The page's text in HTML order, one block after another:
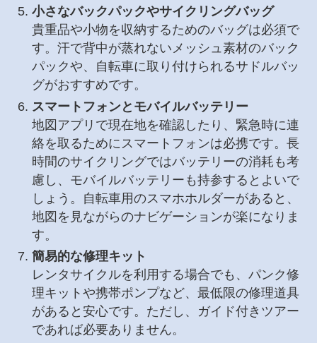
小さなバックパックやサイクリングバッグ
貴重品や小物を収納するためのバッグは必須で
す。汗で背中が蒸れないメッシュ素材のバック
パックや、自転車に取り付けられるサドルバッ
グがおすすめです。
スマートフォンとモバイルバッテリー
地図アプリで現在地を確認したり、緊急時に連
絡を取るためにスマートフォンは必携です。長
時間のサイクリングではバッテリーの消耗も考
慮し、モバイルバッテリーも持参するとよいで
しょう。自転車用のスマホホルダーがあると、
地図を見ながらのナビゲーションが楽になりま
す。
簡易的な修理キット
レンタサイクルを利用する場合でも、パンク修
理キットや携帯ポンプなど、最低限の修理道具
があると安心です。ただし、ガイド付きツアー
であれば必要ありません。